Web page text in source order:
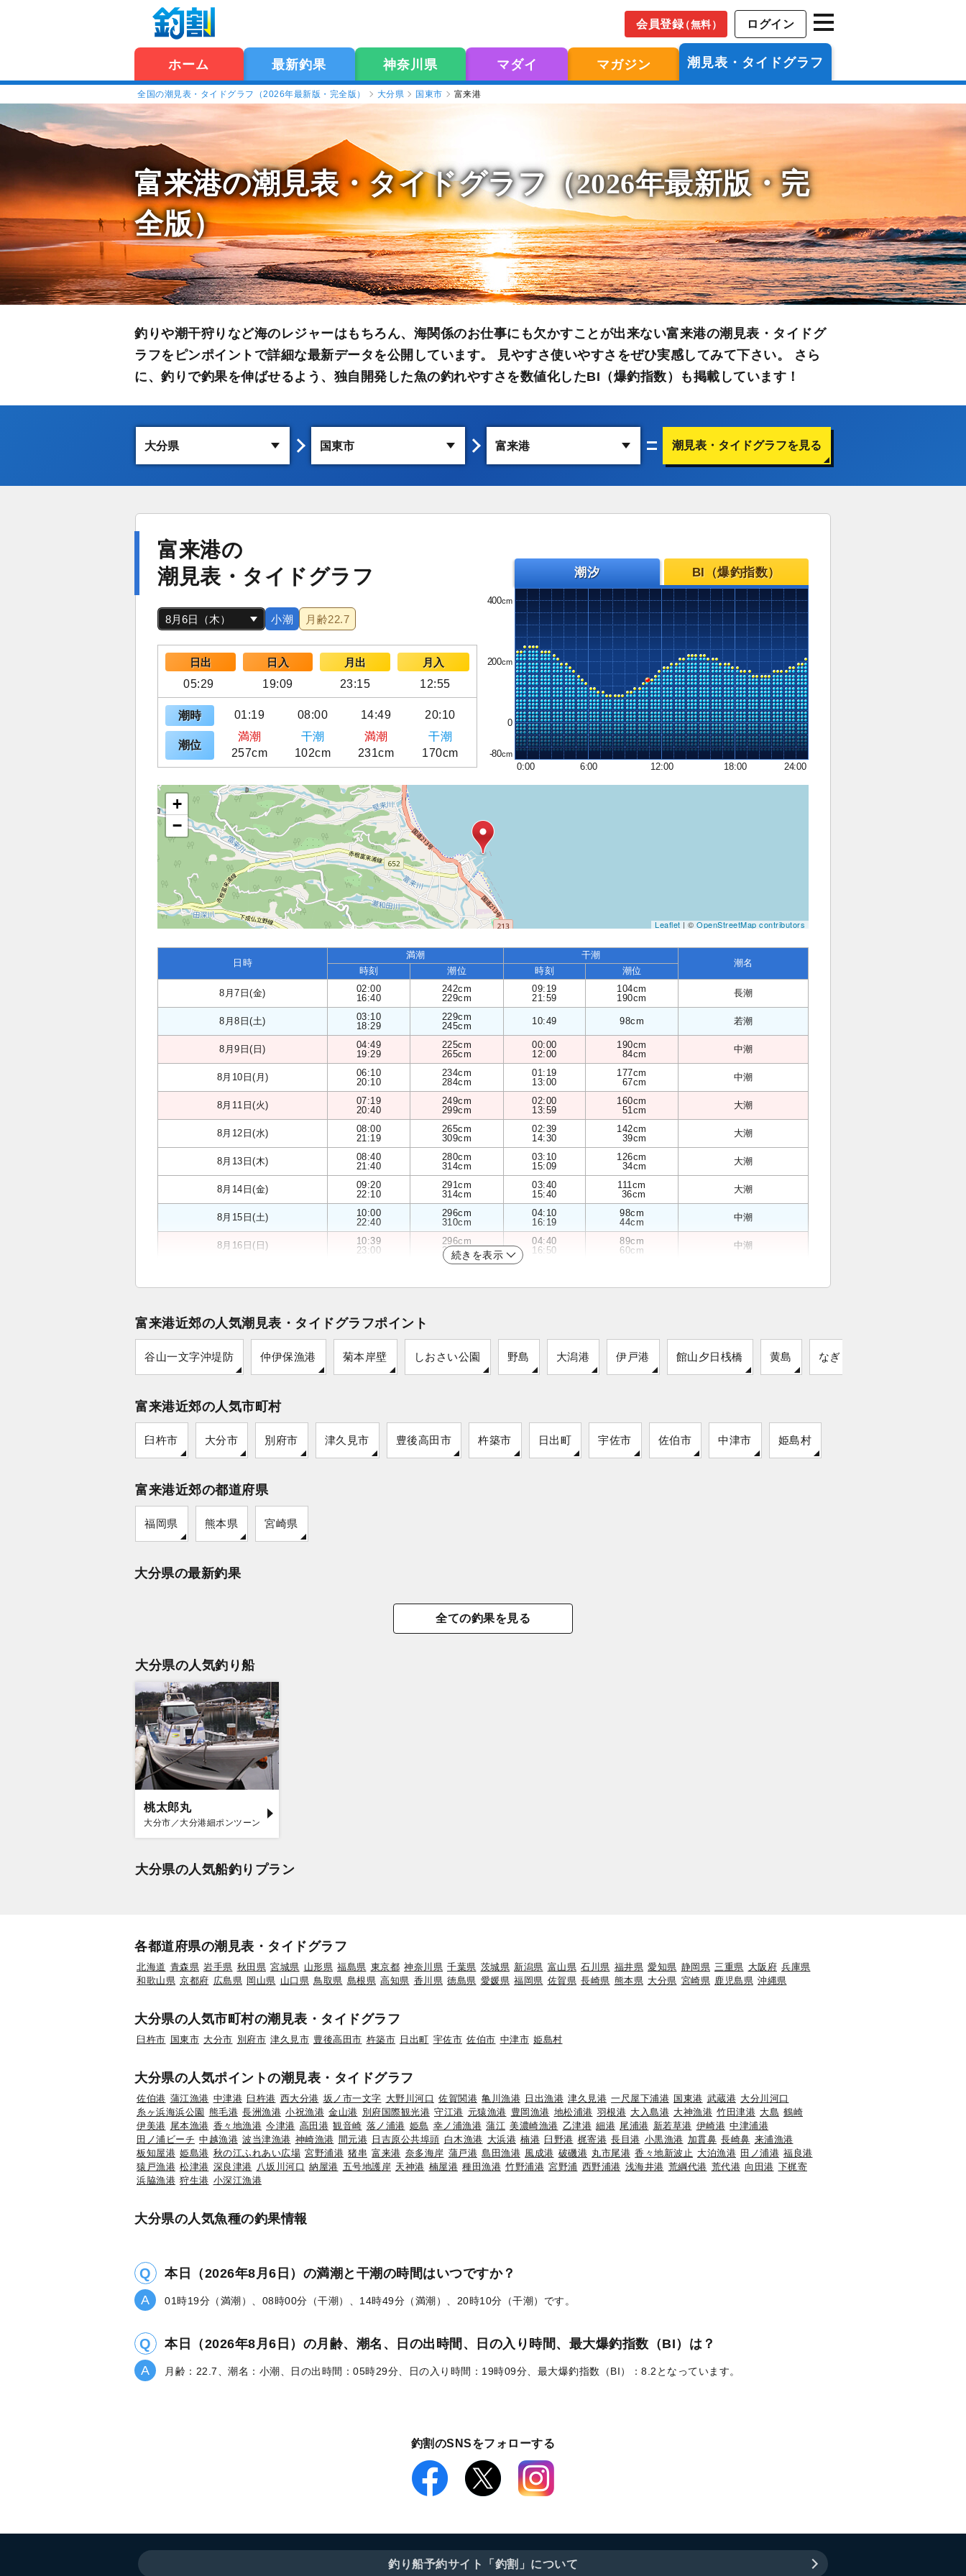
会員登録（無料） ログイン
ホーム 最新釣果 神奈川県 マダイ マガジン 潮見表・タイドグラフ
全国の潮見表・タイドグラフ（2026年最新版・完全版） 大分県 国東市 富来港
富来港の潮見表・タイドグラフ（2026年最新版・完
全版）
釣りや潮干狩りなど海のレジャーはもちろん、海関係のお仕事にも欠かすことが出来ない富来港の潮見表・タイドグ
ラフをピンポイントで詳細な最新データを公開しています。 見やすさ使いやすさをぜひ実感してみて下さい。 さら
に、釣りで釣果を伸ばせるよう、独自開発した魚の釣れやすさを数値化したBI（爆釣指数）も掲載しています！
潮見表・タイドグラフを見る
富来港の
潮見表・タイドグラフ
小潮 月齢22.7
日出 日入 月出
月入
05:29
19:09 23:15 12:55
潮時 01:19 08:00 14:49 20:10
潮位
満潮 干潮 満潮
干潮
257cm
102cm 231cm 170cm
潮汐 BI（爆釣指数）
400
200
0
-80
0:00
6:00 12:00 18:00 24:00
+
−
Leaflet| ©OpenStreetMap contributors
日時
満潮 干潮
潮名
時刻 潮位 時刻 潮位
8月7日(金)
02:00
16:40
242cm
229cm
09:19
21:59
104cm
190cm
長潮
8月8日(土)
03:10
18:29
229cm
245cm
10:49 98cm 若潮
8月9日(日)
04:49
19:29
225cm
265cm
00:00
12:00
190cm
84cm
中潮
8月10日(月)
06:10
20:10
234cm
284cm
01:19
13:00
177cm
67cm
中潮
8月11日(火)
07:19
20:40
249cm
299cm
02:00
13:59
160cm
51cm
大潮
8月12日(水)
08:00
21:19
265cm
309cm
02:39
14:30
142cm
39cm
大潮
8月13日(木)
08:40
21:40
280cm
314cm
03:10
15:09
126cm
34cm
大潮
8月14日(金)
09:20
22:10
291cm
314cm
03:40
15:40
111cm
36cm
大潮
8月15日(土)
10:00
22:40
296cm
310cm
04:10
16:19
98cm
44cm
中潮
8月16日(日)
10:39
23:00
296cm
303cm
04:40
16:50
89cm
60cm
中潮
続きを表示
富来港近郊の人気潮見表・タイドグラフポイント
谷山一文字沖堤防 仲伊保漁港 菊本岸壁 しおさい公園 野島 大潟港 伊戸港 館山夕日桟橋 黄島 なぎさ公園
富来港近郊の人気市町村
臼杵市 大分市 別府市 津久見市 豊後高田市 杵築市 日出町 宇佐市 佐伯市 中津市 姫島村
富来港近郊の都道府県
福岡県 熊本県 宮崎県
大分県の最新釣果
全ての釣果を見る
大分県の人気釣り船
桃太郎丸
大分市／大分港細ポンツーン
大分県の人気船釣りプラン
各都道府県の潮見表・タイドグラフ
北海道 青森県 岩手県 秋田県 宮城県 山形県 福島県 東京都 神奈川県 千葉県 茨城県 新潟県 富山県 石川県 福井県 愛知県 静岡県 三重県 大阪府 兵庫県
和歌山県 京都府 広島県 岡山県 山口県 鳥取県 島根県 高知県 香川県 徳島県 愛媛県 福岡県 佐賀県 長崎県 熊本県 大分県 宮崎県 鹿児島県 沖縄県
大分県の人気市町村の潮見表・タイドグラフ
臼杵市 国東市 大分市 別府市 津久見市 豊後高田市 杵築市 日出町 宇佐市 佐伯市 中津市 姫島村
大分県の人気ポイントの潮見表・タイドグラフ
佐伯港 蒲江漁港 中津港 臼杵港 西大分港 坂ノ市一文字 大野川河口 佐賀関港 亀川漁港 日出漁港 津久見港 一尺屋下浦港 国東港 武蔵港 大分川河口
糸ヶ浜海浜公園 熊毛港 長洲漁港 小祝漁港 金山港 別府国際観光港 守江港 元猿漁港 豊岡漁港 地松浦港 羽根港 大入島港 大神漁港 竹田津港 大島 鶴崎
伊美港 尾本漁港 香々地漁港 今津港 高田港 観音崎 落ノ浦港 姫島 幸ノ浦漁港 蒲江 美濃崎漁港 乙津港 細港 尾浦港 新若草港 伊崎港 中津浦港
田ノ浦ビーチ 中越漁港 波当津漁港 神崎漁港 間元港 日吉原公共埠頭 白木漁港 大浜港 楠港 臼野港 梶寄港 長目港 小黒漁港 加貫鼻 長崎鼻 来浦漁港
板知屋港 姫島港 秋の江ふれあい広場 宮野浦港 猪串 富来港 奈多海岸 蒲戸港 島田漁港 風成港 破磯港 丸市尾港 香々地新波止 大泊漁港 田ノ浦港 福良港
猿戸漁港 松津港 深良津港 八坂川河口 納屋港 五号地護岸 天神港 楠屋港 種田漁港 竹野浦港 宮野浦 西野浦港 浅海井港 荒綱代港 荒代港 向田港 下梶寄
浜脇漁港 狩生港 小深江漁港
大分県の人気魚種の釣果情報
本日（2026年8月6日）の満潮と干潮の時間はいつですか？
01時19分（満潮）、08時00分（干潮）、14時49分（満潮）、20時10分（干潮）です。
本日（2026年8月6日）の月齢、潮名、日の出時間、日の入り時間、最大爆釣指数（BI）は？
月齢：22.7、潮名：小潮、日の出時間：05時29分、日の入り時間：19時09分、最大爆釣指数（BI）：8.2となっています。
釣割のSNSをフォローする
釣り船予約サイト「釣割」について